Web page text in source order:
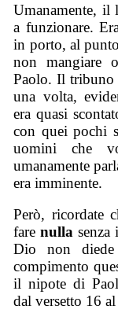
Umanamente, il
a funzionare.
in porto, al
non mangiare
Paolo. Il tribuno
una volta,
era quasi
con quei pochi
uomini che
umanamente
era imminente.
Però, ricordate
farenulla senza
Dio non
compimento
il nipote di
dal versetto 16